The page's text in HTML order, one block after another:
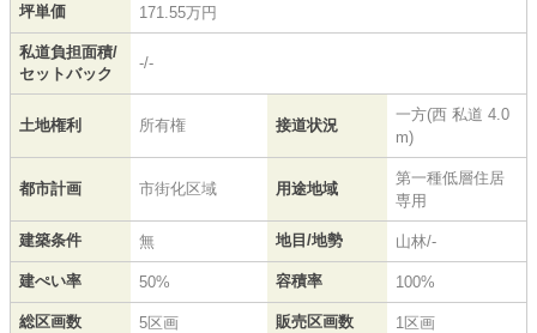
坪単価 171.55万円
私道負担面積/
セットバック
-/-
土地権利 所有権 接道状況
一方(西 私道 4.0
m)
都市計画 市街化区域 用途地域
第一種低層住居
専用
建築条件 無 地目/地勢 山林/-
建ぺい率 50% 容積率 100%
総区画数 5区画 販売区画数 1区画